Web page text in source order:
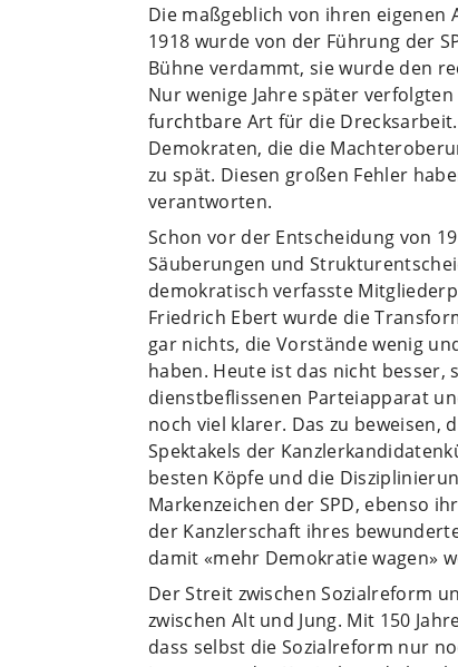
Die maßgeblich von ihren
1918 wurde von der Führung der
Bühne verdammt, sie wurde den
Nur wenige Jahre später
furchtbare Art für die
Demokraten, die die
zu spät. Diesen großen Fehler
verantworten.
Schon vor der Entscheidung von
Säuberungen und
demokratisch verfasste
Friedrich Ebert wurde die
gar nichts, die Vorstände wenig
haben. Heute ist das nicht
dienstbeflissenen Parteiapparat
noch viel klarer. Das zu beweisen,
Spektakels der
besten Köpfe und die
Markenzeichen der SPD, ebenso
der Kanzlerschaft ihres
damit «mehr Demokratie wagen»
Der Streit zwischen Sozialreform
zwischen Alt und Jung. Mit 150
dass selbst die Sozialreform nur